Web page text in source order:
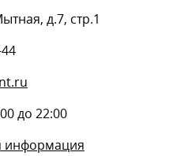
д.7, стр.1
до 22:00
информация